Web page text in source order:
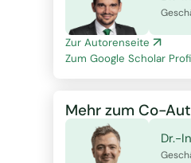
Zur Autorenseite
Zum Google Scholar
Mehr zum Co-
Dr.-